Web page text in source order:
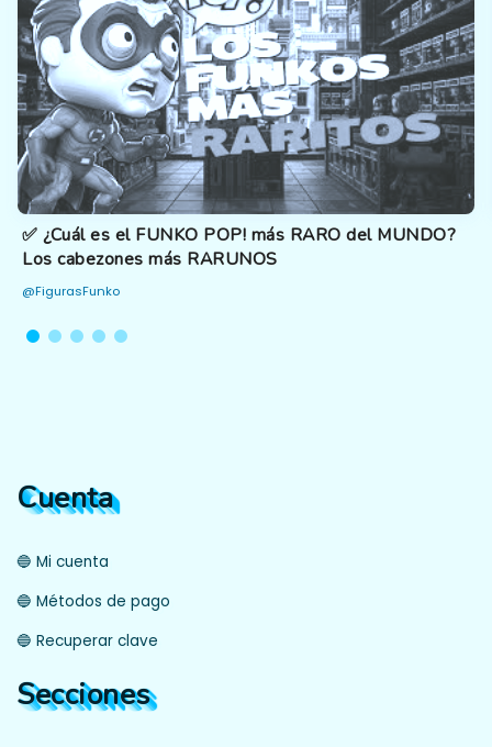
✅ ¿Cuál es el FUNKO POP! más RARO del MUNDO?
Los cabezones más RARUNOS
@FigurasFunko
Cuenta
🔵 Mi cuenta
🔵 Métodos de pago
🔵 Recuperar clave
Secciones